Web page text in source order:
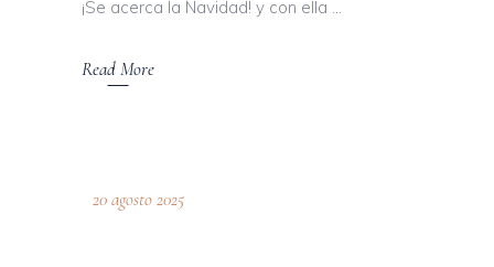
¡Se acerca la Navidad! y con ella
Read More
20 agosto 2025